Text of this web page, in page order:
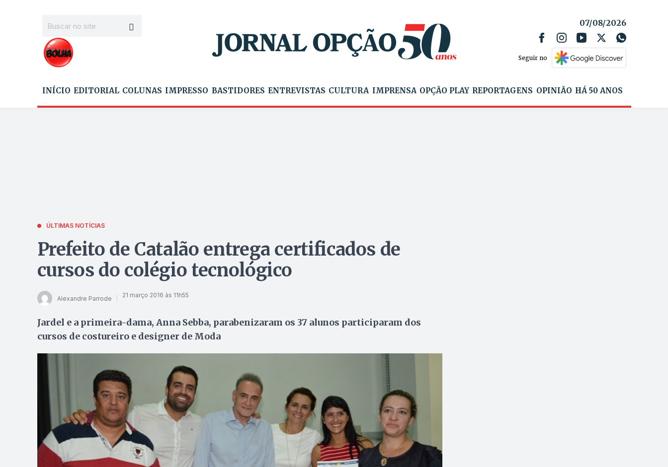
07/08/2026
Seguir no
INÍCIO EDITORIAL COLUNAS IMPRESSO BASTIDORES ENTREVISTAS CULTURA IMPRENSA OPÇÃO PLAY REPORTAGENS OPINIÃO HÁ 50 ANOS
ÚLTIMAS NOTÍCIAS
Prefeito de Catalão entrega certificados de
cursos do colégio tecnológico
Alexandre Parrode 21 março 2016 às 11h55
Jardel e a primeira-dama, Anna Sebba, parabenizaram os 37 alunos participaram dos
cursos de costureiro e designer de Moda